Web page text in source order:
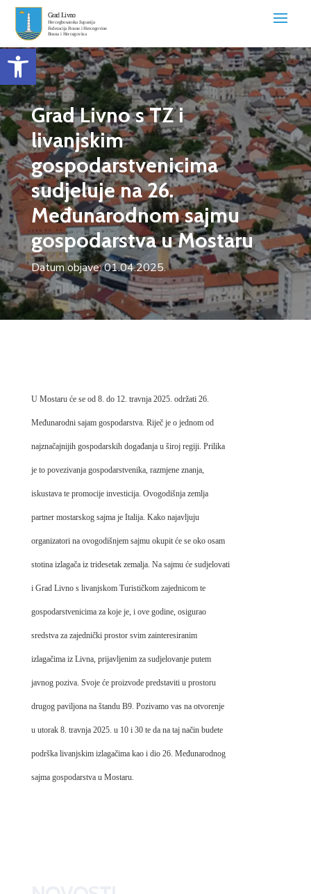
Open toolbar
Grad Livno s TZ i
livanjskim
gospodarstvenicima
sudjeluje na 26.
Međunarodnom sajmu
gospodarstva u Mostaru
Datum objave: 01.04.2025.
U Mostaru će se od 8. do 12. travnja 2025. održati 26.
Međunarodni sajam gospodarstva. Riječ je o jednom od
najznačajnijih gospodarskih događanja u široj regiji. Prilika
je to povezivanja gospodarstvenika, razmjene znanja,
iskustava te promocije investicija. Ovogodišnja zemlja
partner mostarskog sajma je Italija. Kako najavljuju
organizatori na ovogodišnjem sajmu okupit će se oko osam
stotina izlagača iz tridesetak zemalja. Na sajmu će sudjelovati
i Grad Livno s livanjskom Turističkom zajednicom te
gospodarstvenicima za koje je, i ove godine, osigurao
sredstva za zajednički prostor svim zainteresiranim
izlagačima iz Livna, prijavljenim za sudjelovanje putem
javnog poziva. Svoje će proizvode predstaviti u prostoru
drugog paviljona na štandu B9. Pozivamo vas na otvorenje
u utorak 8. travnja 2025. u 10 i 30 te da na taj način budete
podrška livanjskim izlagačima kao i dio 26. Međunarodnog
sajma gospodarstva u Mostaru.